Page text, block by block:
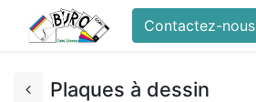
Contactez-nous
Plaques à dessin